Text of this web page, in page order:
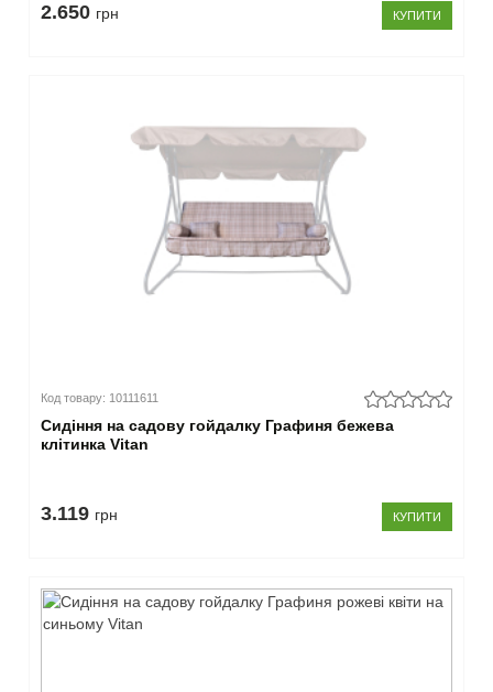
2.650 грн КУПИТИ
Код товару: 10111611
Сидіння на садову гойдалку Графиня бежева
клітинка Vitan
3.119 грн КУПИТИ